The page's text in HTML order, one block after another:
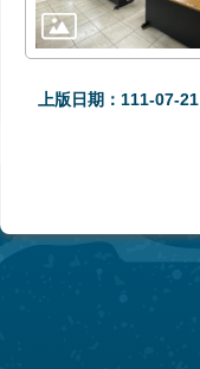
上版日期：111-07-21